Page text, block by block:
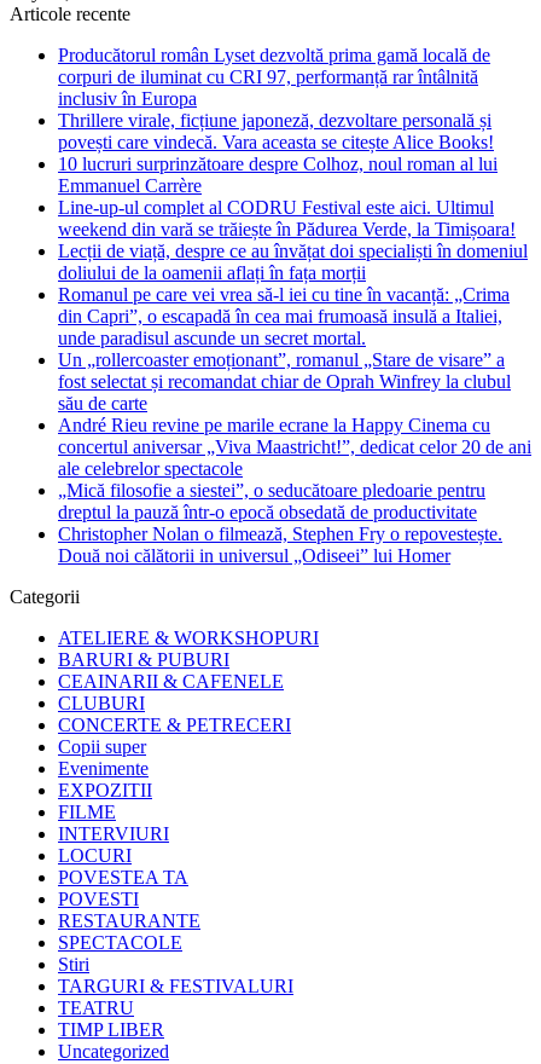
Articole recente
Producătorul român Lyset dezvoltă prima gamă locală de
corpuri de iluminat cu CRI 97, performanță rar întâlnită
inclusiv în Europa
Thrillere virale, ficțiune japoneză, dezvoltare personală și
povești care vindecă. Vara aceasta se citește Alice Books!
10 lucruri surprinzătoare despre Colhoz, noul roman al lui
Emmanuel Carrère
Line-up-ul complet al CODRU Festival este aici. Ultimul
weekend din vară se trăiește în Pădurea Verde, la Timișoara!
Lecții de viață, despre ce au învățat doi specialiști în domeniul
doliului de la oamenii aflați în fața morții
Romanul pe care vei vrea să-l iei cu tine în vacanță: „Crima
din Capri”, o escapadă în cea mai frumoasă insulă a Italiei,
unde paradisul ascunde un secret mortal.
Un „rollercoaster emoționant”, romanul „Stare de visare” a
fost selectat și recomandat chiar de Oprah Winfrey la clubul
său de carte
André Rieu revine pe marile ecrane la Happy Cinema cu
concertul aniversar „Viva Maastricht!”, dedicat celor 20 de ani
ale celebrelor spectacole
„Mică filosofie a siestei”, o seducătoare pledoarie pentru
dreptul la pauză într-o epocă obsedată de productivitate
Christopher Nolan o filmează, Stephen Fry o repovestește.
Două noi călătorii in universul „Odiseei” lui Homer
Categorii
ATELIERE & WORKSHOPURI
BARURI & PUBURI
CEAINARII & CAFENELE
CLUBURI
CONCERTE & PETRECERI
Copii super
Evenimente
EXPOZITII
FILME
INTERVIURI
LOCURI
POVESTEA TA
POVESTI
RESTAURANTE
SPECTACOLE
Stiri
TARGURI & FESTIVALURI
TEATRU
TIMP LIBER
Uncategorized